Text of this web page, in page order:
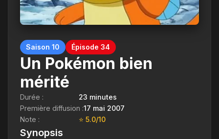
Saison 10 Épisode 34
Un Pokémon bien
mérité
Durée :
23 minutes
Première diffusion :17 mai 2007
Note :
⭐ 5.0/10
Synopsis